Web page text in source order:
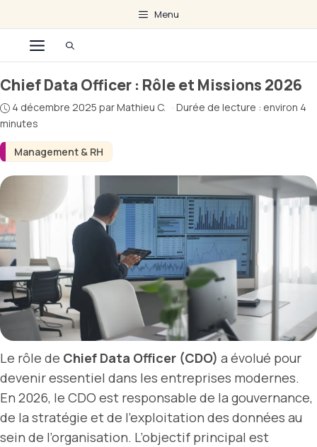
au
contenu
Menu
Menu
Management & RH
Chief Data Officer : Rôle et Missions 2026
4 décembre 2025 parMathieu C. · Durée de lecture : environ 4
minutes
Le rôle de Chief Data Officer (CDO) a évolué pour
devenir essentiel dans les entreprises modernes.
En 2026, le CDO est responsable de la gouvernance,
de la stratégie et de l’exploitation des données au
sein de l’organisation. L’objectif principal est